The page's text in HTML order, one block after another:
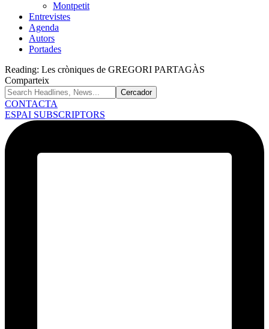
Montpetit
Entrevistes
Agenda
Autors
Portades
Reading: Les cròniques de GREGORI PARTAGÀS
Comparteix
CONTACTA
ESPAI SUBSCRIPTORS